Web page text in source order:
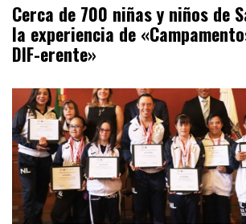
Cerca de 700 niñas y niños de
la experiencia de
DIF-erente»